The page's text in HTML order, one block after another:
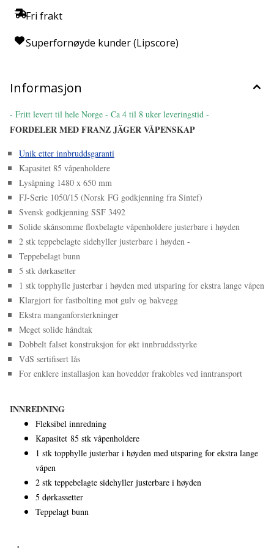
Trondheim. Alle skap i serien av Franz Jäger Våpenskap har en
meget kraftig konstruksjon med dobbelt falset overgang mellom
sertifiserte låser og FG – 520 godkjenning. Skapene er designet
på Sørumsand i Norge og produseres i Europa. Franz Jäger tilbyr
døren enkelt kan frigjøres ved inntransport og installasjon. Dette
letter vekten med ca. 30%. I tillegg er konstruksjonen slik at
best mulig adkomst.
Fri frakt
Superfornøyde kunder (Lipscore)
Informasjon
- Fritt levert til hele Norge - Ca 4 til 8 uker leveringstid -
FORDELER MED FRANZ JÄGER VÅPENSKAP
Unik etter innbruddsgaranti
Kapasitet 85 våpenholdere
Lysåpning 1480 x 650 mm
FJ-Serie 1050/15 (Norsk FG godkjenning fra Sintef)
Svensk godkjenning SSF 3492
Solide skånsomme floxbelagte våpenholdere justerbare i høyden
2 stk teppebelagte sidehyller justerbare i høyden -
Teppebelagt bunn
5 stk dørkasetter
1 stk topphylle justerbar i høyden med utsparing for ekstra lange våpen
Klargjort for fastbolting mot gulv og bakvegg
Ekstra manganforsterkninger
Meget solide håndtak
Dobbelt falset konstruksjon for økt innbruddsstyrke
VdS sertifisert lås
For enklere installasjon kan hoveddør frakobles ved inntransport
INNREDNING
Fleksibel innredning
Kapasitet 85 stk våpenholdere
1 stk topphylle justerbar i høyden med utsparing for ekstra lange
våpen
2 stk teppebelagte sidehyller justerbare i høyden
5 dørkassetter
Teppelagt bunn